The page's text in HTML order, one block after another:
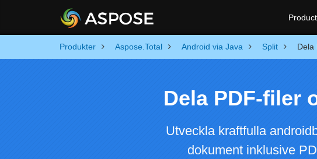
Produkter Aspose.Total Android via Java Split Dela
Dela PDF-filer
Utveckla kraftfulla
dokument inklusive